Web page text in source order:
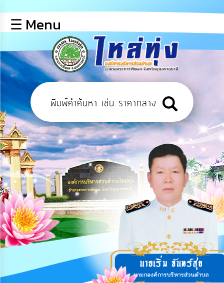
หลัก
ข้อมูล
พื้น
ฐาน
บุคลากร
ข่าว
ประชาสัมพันธ์
การ
เปิด
เผย
ข้อมูล
สาธารณะ
OIT
การ
ปฏิสัมพันธ์
☰ Menu